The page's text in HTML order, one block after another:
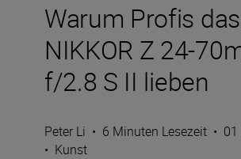
Warum Profis das
NIKKOR Z 24-
f/2.8 S II lieben
Peter Li • 6 Minuten Lesezeit •
• Kunst